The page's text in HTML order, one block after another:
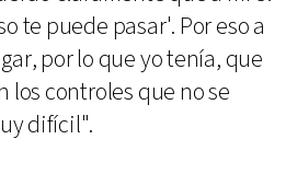
te puede pasar'. Por eso a
por lo que yo tenía, que
los controles que no se
difícil".